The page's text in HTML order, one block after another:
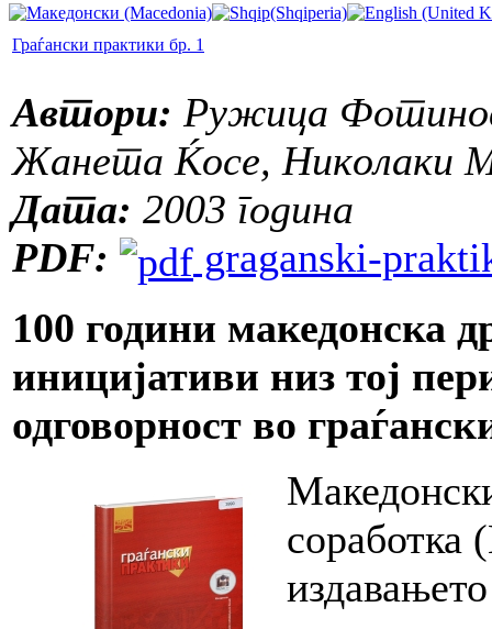
Граѓански практики бр. 1
Автори: Ружица
Жанета Ќосе, Николаки
Дата: 2003 година
PDF:
graganski-
100 години македонска
иницијативи низ тој
одговорност во